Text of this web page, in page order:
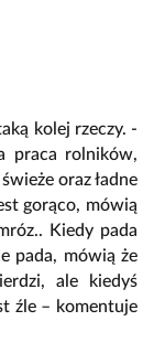
kolej rzeczy. -
praca rolników,
oraz ładne
gorąco, mówią
Kiedy pada
pada, mówią że
ale kiedyś
źle – komentuje